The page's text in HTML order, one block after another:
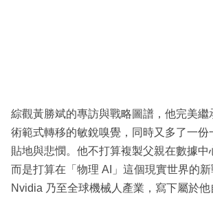
綜觀黃勝斌的專訪與戰略圖譜，他完美繼
術範式轉移的敏銳嗅覺，同時又多了一份
貼地與悲憫。他不打算複製父親在數據中
而是打算在「物理 AI」這個現實世界的
Nvidia 乃至全球機械人產業，寫下屬於他